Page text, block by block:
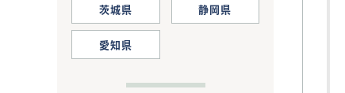
茨城県 静岡県
愛知県